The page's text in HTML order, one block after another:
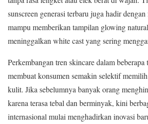
sunscreen generasi terbaru juga hadir
mampu memberikan tampilan glowing
meninggalkan white cast yang sering
Perkembangan tren skincare dalam
membuat konsumen semakin selektif
kulit. Jika sebelumnya banyak orang
karena terasa tebal dan berminyak, kini
internasional mulai menghadirkan inovasi